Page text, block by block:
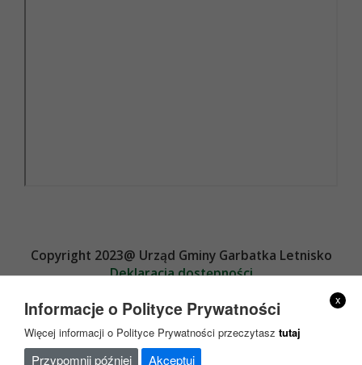
Copyright 2023@ Urząd Gminy Garbatka Letnisko
Deklaracja dostępności
x
Informacje o Polityce Prywatności
Więcej informacji o Polityce Prywatności przeczytasz tutaj
Przypomnij później Akceptuj